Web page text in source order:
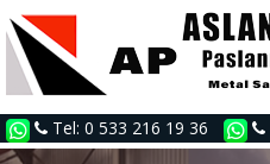
Tel: 0 533 216 19 36